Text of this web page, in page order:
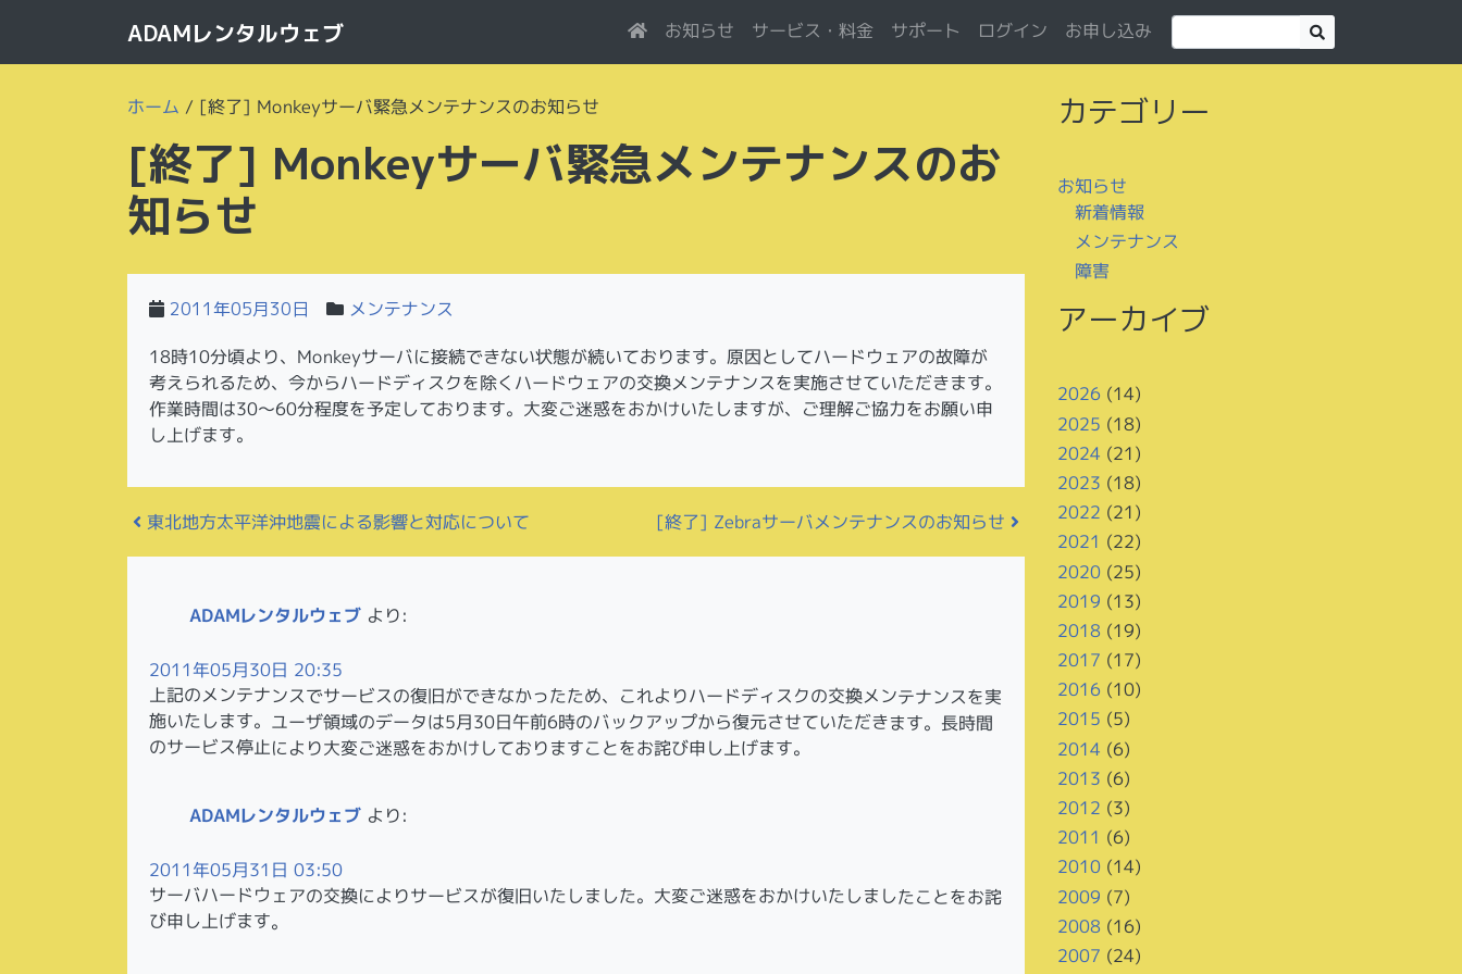
ADAMレンタルウェブ お知らせ サービス・料金 サポート ログイン お申し込み
ホーム / [終了] Monkeyサーバ緊急メンテナンスのお知らせ
[終了] Monkeyサーバ緊急メンテナンスのお
知らせ
2011年05月30日 メンテナンス
18時10分頃より、Monkeyサーバに接続できない状態が続いております。原因としてハードウェアの故障が
考えられるため、今からハードディスクを除くハードウェアの交換メンテナンスを実施させていただきます。
作業時間は30～60分程度を予定しております。大変ご迷惑をおかけいたしますが、ご理解ご協力をお願い申
し上げます。
投稿ナビゲーション
東北地方太平洋沖地震による影響と対応について [終了] Zebraサーバメンテナンスのお知らせ
ADAMレンタルウェブ より:
2011年05月30日 20:35
上記のメンテナンスでサービスの復旧ができなかったため、これよりハードディスクの交換メンテナンスを実
施いたします。ユーザ領域のデータは5月30日午前6時のバックアップから復元させていただきます。長時間
のサービス停止により大変ご迷惑をおかけしておりますことをお詫び申し上げます。
ADAMレンタルウェブ より:
2011年05月31日 03:50
サーバハードウェアの交換によりサービスが復旧いたしました。大変ご迷惑をおかけいたしましたことをお詫
び申し上げます。
カテゴリー
お知らせ
新着情報
メンテナンス
障害
アーカイブ
2026 (14)
2025 (18)
2024 (21)
2023 (18)
2022 (21)
2021 (22)
2020(25)
2019 (13)
2018 (19)
2017 (17)
2016 (10)
2015 (5)
2014 (6)
2013 (6)
2012 (3)
2011 (6)
2010(14)
2009 (7)
2008 (16)
2007 (24)